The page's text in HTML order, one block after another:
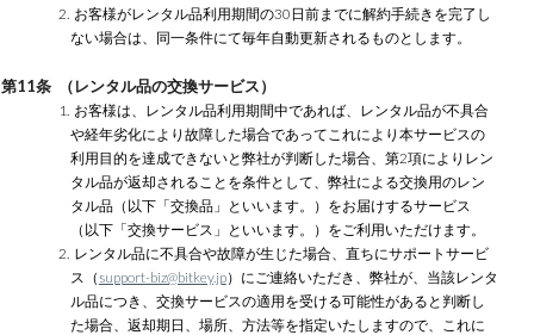
2. お客様がレンタル品利用期間の30日前までに解約手続きを完了し
ない場合は、同一条件にて毎年自動更新されるものとします。
第11条 （レンタル品の交換サービス）
1. お客様は、レンタル品利用期間中であれば、レンタル品が不具合
や経年劣化により故障した場合であってこれにより本サービスの
利用目的を達成できないと弊社が判断した場合、第2項によりレン
タル品が返却されることを条件として、弊社による交換用のレン
タル品（以下「交換品」といいます。）をお届けするサービス
（以下「交換サービス」といいます。）をご利用いただけます。
2. レンタル品に不具合や故障が生じた場合、直ちにサポートサービ
ス（support-biz@bitkey.jp）にご連絡いただき、弊社が、当該レンタ
ル品につき、交換サービスの適用を受ける可能性があると判断し
た場合、返却期日、場所、方法等を指定いたしますので、これに